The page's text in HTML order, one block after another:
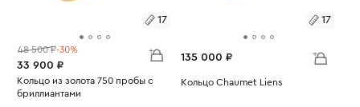
17
48 500 ₽-30%
33 900 ₽
Размеры:
Кольцо из золота 750 пробы с
бриллиантами
17
135 000 ₽
Размеры:
Кольцо Chaumet Liens